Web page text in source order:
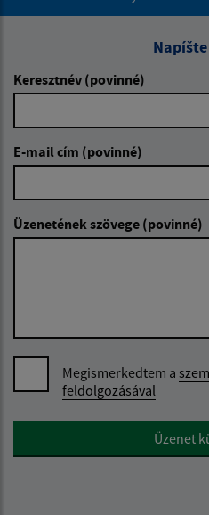
Keresztnév (povinné)
E-mail cím (povinné)
Üzenetének szövege (povinné)
Megismerkedtem a
feldolgozásával
Google reCaptcha ResponseÜzenet